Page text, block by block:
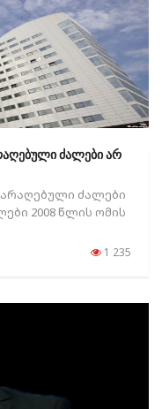
ძალები არ
ძალები
2008 წლის ომის
1 235